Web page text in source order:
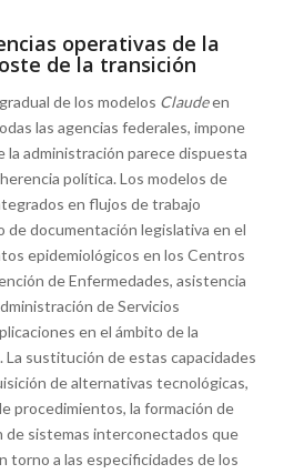
operativas de la
de la transición
de los modelos Claudeen
las agencias federales, impone
administración parece dispuesta
política. Los modelos de
en flujos de trabajo
de documentación legislativa en el
epidemiológicos en los Centros
de Enfermedades, asistencia
de Servicios
en el ámbito de la
La sustitución de estas capacidades
de alternativas tecnológicas,
procedimientos, la formación de
de sistemas interconectados que
torno a las especificidades de los